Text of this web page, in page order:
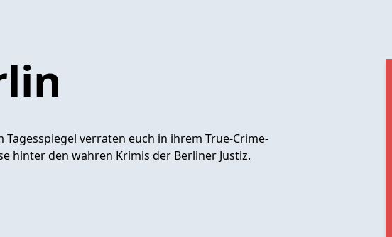
Tagesspiegel verraten euch in ihrem True-Crime-
hinter den wahren Krimis der Berliner Justiz.